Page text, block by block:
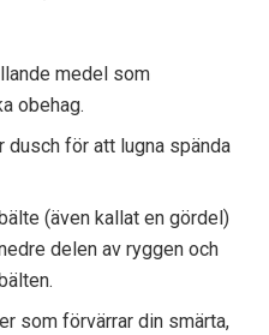
medel som
obehag.
för att lugna spända
(även kallat en gördel)
delen av ryggen och
som förvärrar din smärta,